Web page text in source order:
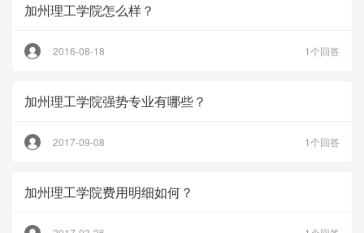
加州理工学院怎么样？
2016-08-18 1个回答
加州理工学院强势专业有哪些？
2017-09-08 1个回答
加州理工学院费用明细如何？